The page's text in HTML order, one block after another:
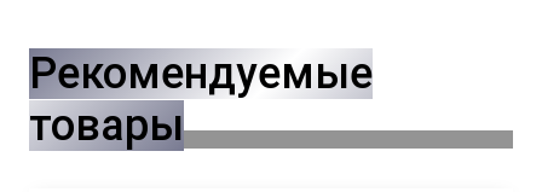
Рекомендуемые
товары